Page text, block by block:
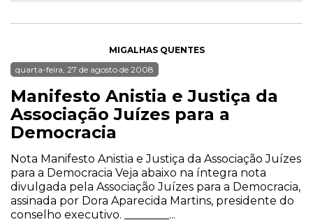
MIGALHAS QUENTES
quarta-feira, 27 de agosto de 2008
Manifesto Anistia e Justiça da
Associação Juízes para a
Democracia
Nota Manifesto Anistia e Justiça da Associação Juízes
para a Democracia Veja abaixo na íntegra nota
divulgada pela Associação Juízes para a Democracia,
assinada por Dora Aparecida Martins, presidente do
conselho executivo. ________...